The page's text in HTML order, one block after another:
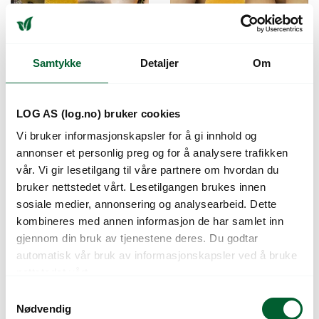
Samtykke Detaljer Om
LOG AS (log.no) bruker cookies
Vi bruker informasjonskapsler for å gi innhold og
annonser et personlig preg og for å analysere trafikken
vår. Vi gir lesetilgang til våre partnere om hvordan du
bruker nettstedet vårt. Lesetilgangen brukes innen
sosiale medier, annonsering og analysearbeid. Dette
kombineres med annen informasjon de har samlet inn
gjennom din bruk av tjenestene deres. Du godtar
automatisk vår bruk av informasjonskapsler ved å bruke
Nødvendig
GRESSKAR HAVANA
UB.
Varen er på lager
Butternut
Pris fra kr 76 kr
UB.
Varenr: 41254020
Butternut
191
Salg!